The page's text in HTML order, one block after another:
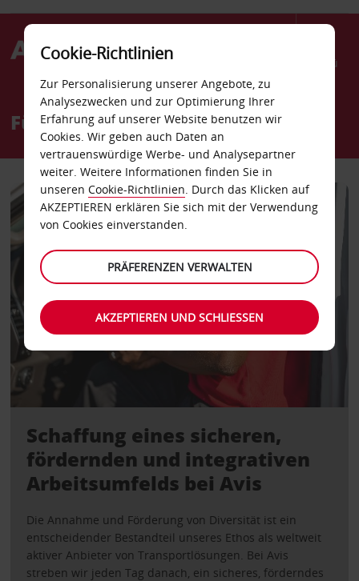
Menü
Für unsere Mitarbeiter
Schaffung eines sicheren,
fördernden und integrativen
Arbeitsumfelds bei Avis
Die Annahme und Förderung von Diversität ist ein
entscheidender Bestandteil unseres Ethos als weltweit
aktiver Anbieter von Transportlösungen. Bei Avis
streben wir jeden Tag danach, ein sicheres, förderndes
Cookie-Richtlinien
Zur Personalisierung unserer Angebote, zu
Analysezwecken und zur Optimierung Ihrer
Erfahrung auf unserer Website benutzen wir
Cookies. Wir geben auch Daten an
vertrauenswürdige Werbe- und Analysepartner
weiter. Weitere Informationen finden Sie in
unseren Cookie-Richtlinien. Durch das Klicken auf
AKZEPTIEREN erklären Sie sich mit der Verwendung
von Cookies einverstanden.
PRÄFERENZEN VERWALTEN
AKZEPTIEREN UND SCHLIESSEN